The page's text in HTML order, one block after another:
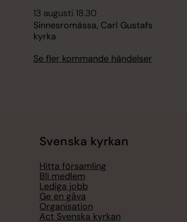
13 augusti 18.30
Sinnesromässa, Carl Gustafs
kyrka
Se fler kommande händelser
Svenska kyrkan
Hitta församling
Bli medlem
Lediga jobb
Ge en gåva
Organisation
Act Svenska kyrkan